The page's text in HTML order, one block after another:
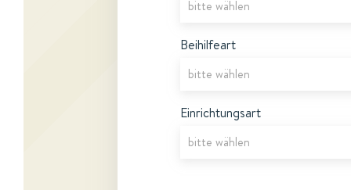
Beihilfeart
Einrichtungsart